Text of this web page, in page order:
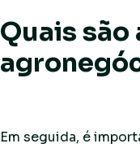
Quais
Em seguida, é